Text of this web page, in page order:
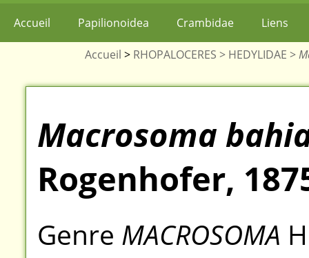
Accueil Papilionoidea Crambidae Liens
Accueil > RHOPALOCERES > HEDYLIDAE >
Macrosoma
Rogenhofer,
Genre MACROSOMA